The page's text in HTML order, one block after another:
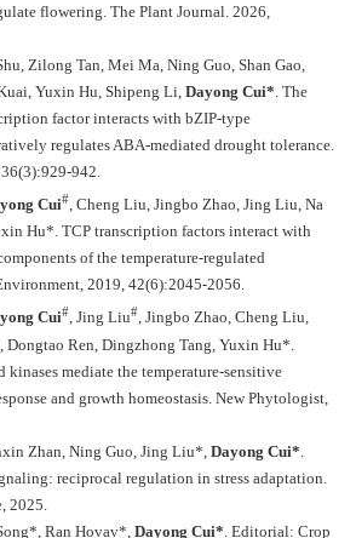
flowering. The Plant Journal. 2026,
Zilong Tan, Mei Ma, Ning Guo, Shan Gao,
Yuxin Hu, Shipeng Li, Dayong Cui* The
factor interacts with bZIP-type
regulates ABA-mediated drought tolerance.
942.
Cui#, Cheng Liu, Jingbo Zhao, Jing Liu, Na
Hu*. TCP transcription factors interact with
of the temperature-regulated
2019, 42(6):2045-2056.
Cui#, Jing Liu#, Jingbo Zhao, Cheng Liu,
Ren, Dingzhong Tang, Yuxin Hu*.
kinases mediate the temperature-sensitive
and growth homeostasis. New Phytologist,
Zhan, Ning Guo, Jing Liu* ,Dayong Cui*
reciprocal regulation in stress adaptation.
2025.
Ran Hovav*,Dayong Cui* .Editorial:Crop